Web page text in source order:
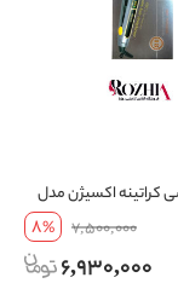
کراتینه اکسیژن مدل
7,500,000
8%
6,930,000